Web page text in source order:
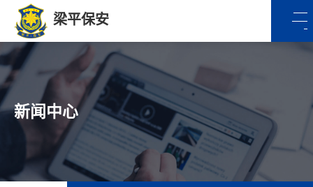
梁平保安
新闻中心